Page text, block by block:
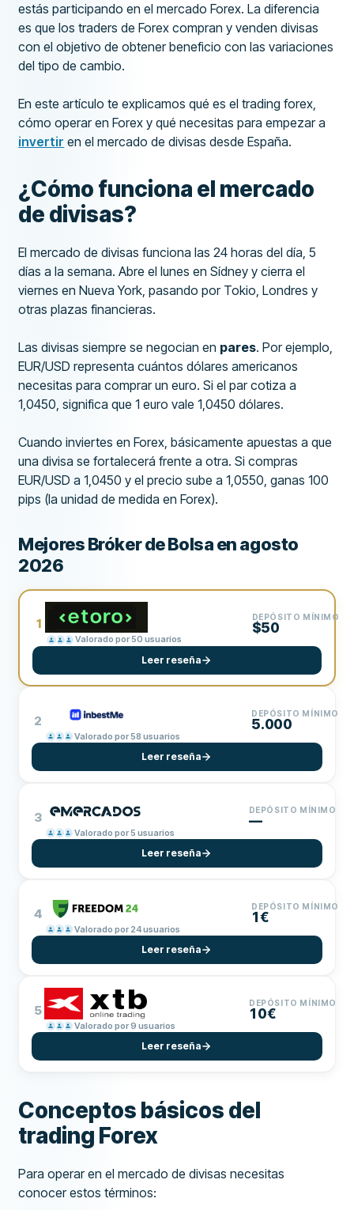
estás participando en el mercado Forex. La diferencia
es que los traders de Forex compran y venden divisas
con el objetivo de obtener beneficio con las variaciones
del tipo de cambio.
En este artículo te explicamos qué es el trading forex,
cómo operar en Forex y qué necesitas para empezar a
invertir en el mercado de divisas desde España.
¿Cómo funciona el mercado
de divisas?
El mercado de divisas funciona las 24 horas del día, 5
días a la semana. Abre el lunes en Sídney y cierra el
viernes en Nueva York, pasando por Tokio, Londres y
otras plazas financieras.
Las divisas siempre se negocian en pares. Por ejemplo,
EUR/USD representa cuántos dólares americanos
necesitas para comprar un euro. Si el par cotiza a
1,0450, significa que 1 euro vale 1,0450 dólares.
Cuando inviertes en Forex, básicamente apuestas a que
una divisa se fortalecerá frente a otra. Si compras
EUR/USD a 1,0450 y el precio sube a 1,0550, ganas 100
pips (la unidad de medida en Forex).
Mejores Bróker de Bolsa en agosto
2026
1
Valorado por 50 usuarios
DEPÓSITO MÍNIMO
$50
Leer reseña
2
Valorado por 58 usuarios
DEPÓSITO MÍNIMO
5.000
Leer reseña
3
Valorado por 5 usuarios
DEPÓSITO MÍNIMO
—
Leer reseña
4
Valorado por 24 usuarios
DEPÓSITO MÍNIMO
1€
Leer reseña
5
Valorado por 9 usuarios
DEPÓSITO MÍNIMO
10€
Leer reseña
Conceptos básicos del
trading Forex
Para operar en el mercado de divisas necesitas
conocer estos términos: